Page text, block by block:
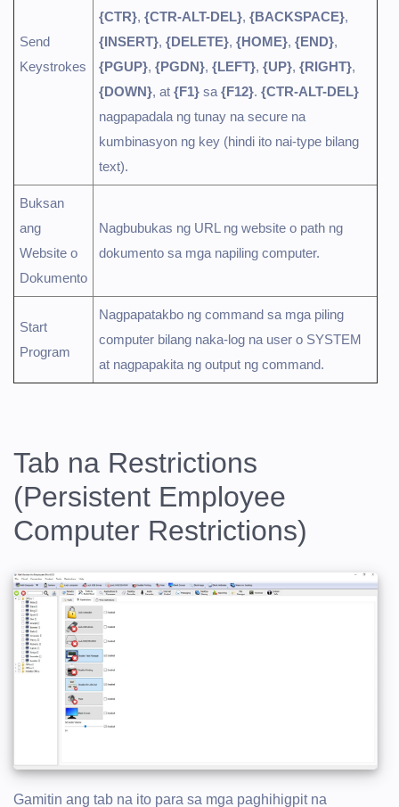
Send
Keystrokes
{CTR}, {CTR-ALT-DEL}, {BACKSPACE},
{INSERT}, {DELETE}, {HOME}, {END},
{PGUP}, {PGDN}, {LEFT}, {UP}, {RIGHT},
{DOWN}, at {F1} sa {F12}. {CTR-ALT-DEL}
nagpapadala ng tunay na secure na
kumbinasyon ng key (hindi ito nai-type bilang
text).
Buksan
ang
Website o
Dokumento
Nagbubukas ng URL ng website o path ng
dokumento sa mga napiling computer.
Start
Program
Nagpapatakbo ng command sa mga piling
computer bilang naka-log na user o SYSTEM
at nagpapakita ng output ng command.
Tab na Restrictions
(Persistent Employee
Computer Restrictions)
Gamitin ang tab na ito para sa mga paghihigpit na